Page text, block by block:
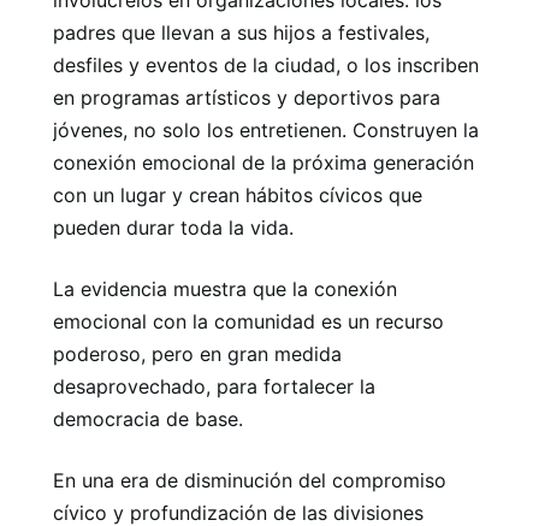
padres que llevan a sus hijos a festivales,
desfiles y eventos de la ciudad, o los inscriben
en programas artísticos y deportivos para
jóvenes, no solo los entretienen. Construyen la
conexión emocional de la próxima generación
con un lugar y crean hábitos cívicos que
pueden durar toda la vida.
La evidencia muestra que la conexión
emocional con la comunidad es un recurso
poderoso, pero en gran medida
desaprovechado, para fortalecer la
democracia de base.
En una era de disminución del compromiso
cívico y profundización de las divisiones